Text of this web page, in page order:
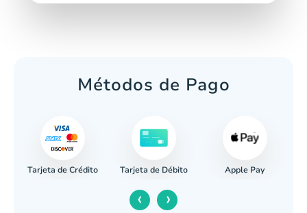
Métodos de Pago
Tarjeta de Crédito Tarjeta de Débito Apple Pay
‹ ›